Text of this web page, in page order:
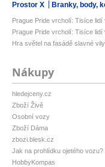
Prostor X Branky, body,
Prague Pride vrcholí: Tisíce lidí
Prague Pride vrcholí: Tisíce lidí
Hra světel na fasádě slavné
Nákupy
hledejceny.cz
Zboží Živě
Osobní vozy
Zboží Dáma
zbozi.blesk.cz
Jak na prohlídku ojetého vozu?
HobbyKompas